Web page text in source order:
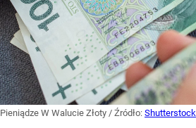
Pieniądze W Walucie Złoty / Źródło: Shutterstock